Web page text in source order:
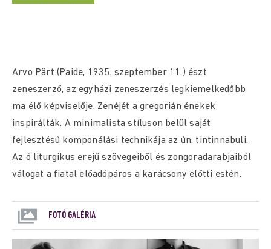
Arvo Pärt (Paide, 1935. szeptember 11.) észt
zeneszerző, az egyházi zeneszerzés legkiemelkedőbb
ma élő képviselője. Zenéjét a gregorián énekek
inspirálták. A minimalista stíluson belül saját
fejlesztésű komponálási technikája az ún. tintinnabuli.
Az ő liturgikus erejű szövegeiből és zongoradarabjaiból
válogat a fiatal előadópáros a karácsony előtti estén.
FOTÓ GALÉRIA